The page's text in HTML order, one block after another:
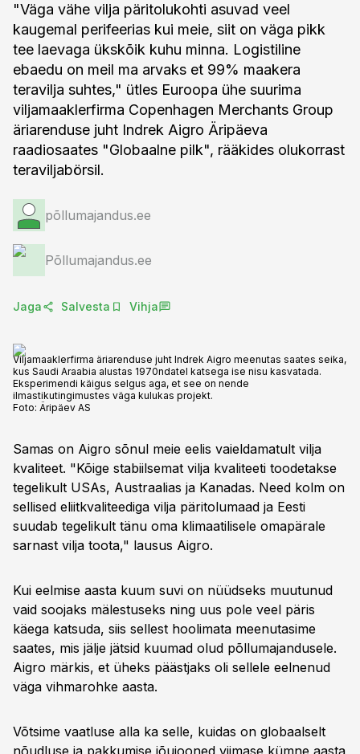
"Väga vähe vilja päritolukohti asuvad veel
kaugemal perifeerias kui meie, siit on väga pikk
tee laevaga ükskõik kuhu minna. Logistiline
ebaedu on meil ma arvaks et 99% maakera
teravilja suhtes," ütles Euroopa ühe suurima
viljamaaklerfirma Copenhagen Merchants Group
äriarenduse juht Indrek Aigro Äripäeva
raadiosaates "Globaalne pilk", rääkides olukorrast
teraviljabörsil.
põllumajandus.ee
Põllumajandus.ee
Jaga Salvesta Vihja
Viljamaaklerfirma äriarenduse juht Indrek Aigro meenutas saates seika,
kus Saudi Araabia alustas 1970ndatel katsega ise nisu kasvatada.
Eksperimendi käigus selgus aga, et see on nende
ilmastikutingimustes väga kulukas projekt.
Foto: Äripäev AS
Samas on Aigro sõnul meie eelis vaieldamatult vilja
kvaliteet. "Kõige stabiilsemat vilja kvaliteeti toodetakse
tegelikult USAs, Austraalias ja Kanadas. Need kolm on
sellised eliitkvaliteediga vilja päritolumaad ja Eesti
suudab tegelikult tänu oma klimaatilisele omapärale
sarnast vilja toota," lausus Aigro.
Kui eelmise aasta kuum suvi on nüüdseks muutunud
vaid soojaks mälestuseks ning uus pole veel päris
käega katsuda, siis sellest hoolimata meenutasime
saates, mis jälje jätsid kuumad olud põllumajandusele.
Aigro märkis, et üheks päästjaks oli sellele eelnenud
väga vihmarohke aasta.
Võtsime vaatluse alla ka selle, kuidas on globaalselt
nõudluse ja pakkumise jõujooned viimase kümne aasta